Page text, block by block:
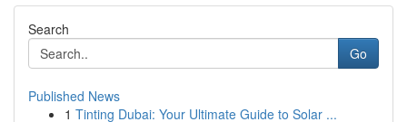
Search
Go
Published News
1 Tinting Dubai: Your Ultimate Guide to Solar ...